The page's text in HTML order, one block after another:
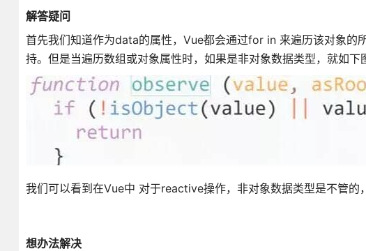
解答疑问
首先我们知道作为data的属性，Vue都会通过for in 来遍历该对象
持。但是当遍历数组或对象属性时，如果是非对象数据类型，就如下
我们可以看到在Vue中 对于reactive操作，非对象数据类型是不管
想办法解决